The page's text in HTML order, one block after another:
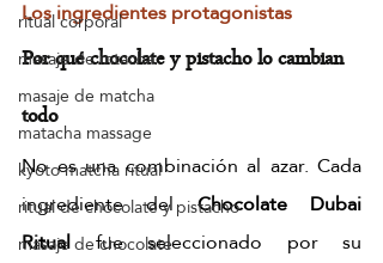
ritual corporal
masaje de mtacha
masaje de matcha
matacha massage
kyoto matcha ritual
ritual de chocolate y pistacho
masaje de chocolate
Los ingredientes protagonistas
Por qué chocolate y pistacho lo cambian
todo
No es una combinación al azar. Cada
ingrediente del Chocolate Dubai
Ritual fue seleccionado por su